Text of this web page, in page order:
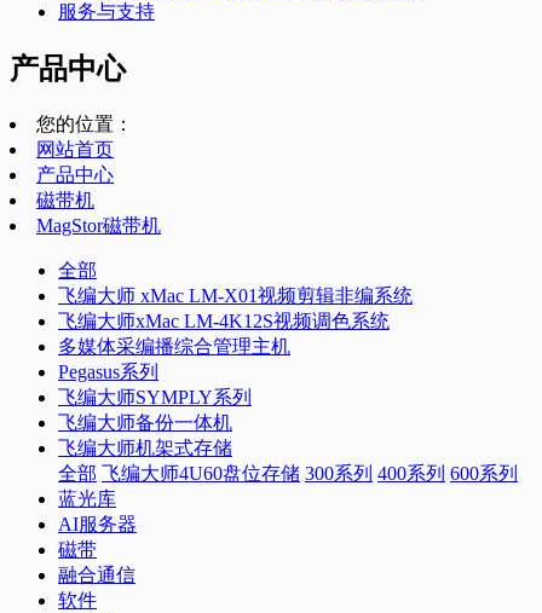
服务与支持
产品中心
您的位置：
网站首页
产品中心
磁带机
MagStor磁带机
全部
飞编大师 xMac LM-X01视频剪辑非编系统
飞编大师xMac LM-4K12S视频调色系统
多媒体采编播综合管理主机
Pegasus系列
飞编大师SYMPLY系列
飞编大师备份一体机
飞编大师机架式存储
全部 飞编大师4U60盘位存储 300系列 400系列 600系列
蓝光库
AI服务器
磁带
融合通信
软件